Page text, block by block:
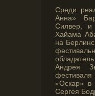
Среди
Анна»
Силвер, и
Хайама
на
Андрея
«Оскар» в
Сергея